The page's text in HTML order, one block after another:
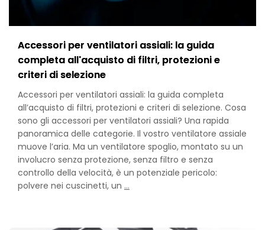
Accessori per ventilatori assiali: la guida
completa all'acquisto di filtri, protezioni e
criteri di selezione
Accessori per ventilatori assiali: la guida completa
all’acquisto di filtri, protezioni e criteri di selezione. Cosa
sono gli accessori per ventilatori assiali? Una rapida
panoramica delle categorie. Il vostro ventilatore assiale
muove l’aria. Ma un ventilatore spoglio, montato su un
involucro senza protezione, senza filtro e senza
controllo della velocità, è un potenziale pericolo:
polvere nei cuscinetti, un …